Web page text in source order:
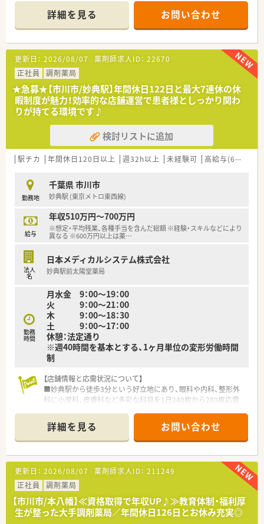
■大手チェーンならではの手厚い福利厚生や研修制度を最大限
に活用し、安定した経営基盤のもとで着実にスキルを磨きたい方
に適しています。
頑張り次第で高給与も可能！
■経験や勤務コースによりますが、経験の少ない方でも500万前
半スタートと業界TOP水準！
■職種や職域に合わせ、豊富な社内研修や外部組織と連携した研
修を用意されています
■薬剤師が中心の会社だからこそ活躍できるキャリアパスが多
種多様に用意されています。
■店舗拡大に伴い、エリアマネジャーや営業部長等のマネジメン
トのポジションも増えます。
■在宅や教育等の専門性を活かせるスペシャリストを目指すこ
とも可能です。
■その他にも、管理部門や商品部門等の本社スタッフなど活動領
域は多種多様です。
■在宅実施店舗は年々増加しており、在宅医療へもしっかりと関
わる事ができます。
時短勤務ができるよう変更予定です。
■年間休日が120日とワークライフバランスが整っています
■日用品から常備薬まで、従業員割引制度など嬉しいメリットも
たくさんあります！
詳細を見る お問い合わせ
更新日： 2026/08/07 薬剤師求人ID： 22670
正社員
調剤薬局
★急募★【市川市/妙典駅】年間休日122日と最大7連休の休
暇制度が魅力！効率的な店舗運営で患者様としっかり関わ
りが持てる環境です♪
検討リストに追加
駅チカ 年間休日120日以上 週32h以上 未経験可 高給与(600万円以上)
勤務地
千葉県 市川市
妙典駅 (東京メトロ東西線)
給与
年収510万円～700万円
※想定・平均残業、各種手当を含んだ総額 ※経験・スキルなどにより
異なる ※600万円以上は薬…
法人
名
日本メディカルシステム株式会社
妙典駅前太陽堂薬局
勤務
時間
月水金 9：00～19：00
火 9：00～21：00
木 9：00～18：30
土 9：00～17：00
休憩：法定通り
※週40時間を基本とする、1ヶ月単位の変形労働時間
制
【店舗情報と応需状況について】
■妙典駅から徒歩3分という好立地にあり、眼科や内科、整形外
科に小児科、皮膚科など多彩な科目を1日240枚から280枚応需
■薬剤師が多数在籍しており、複数の医療機関が入る医療モール
型店舗として地域医療の重要な拠点となっています。
■広々とした清潔感のある店舗設計が特徴で、近隣にはコンビニ
もあり休憩時間を快適に過ごせる利便性の高い職場環境が整っ
ています。
【募集背景と求める人物像について】
■事業拡大に伴う増員のための急募となっており、特に管理薬剤
師や在宅業務の経験をお持ちで即戦力となる方を積極的に募集
しています。
詳細を見る お問い合わせ
更新日： 2026/08/07 薬剤師求人ID： 211249
正社員
調剤薬局
【市川市/本八幡】≪資格取得で年収UP♪≫教育体制・福利厚
生が整った大手調剤薬局／年間休日126日とお休み充実◎